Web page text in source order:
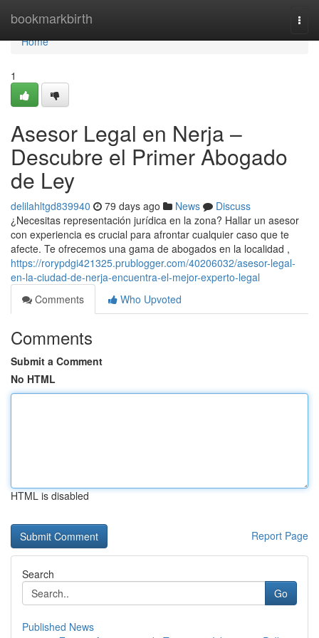
bookmarkbirth
Home
Home
1
Asesor Legal en Nerja –
Descubre el Primer Abogado
de Ley
delilahltgd839940 79 days ago News
Discuss
¿Necesitas representación jurídica en la zona? Hallar un asesor
con experiencia es crucial para afrontar cualquier caso que te
afecte. Te ofrecemos una gama de abogados en la localidad ,
https://rorypdgi421325.prublogger.com/40206032/asesor-legal-
en-la-ciudad-de-nerja-encuentra-el-mejor-experto-legal
Comments
Who Upvoted
Comments
Submit a Comment
No HTML
HTML is disabled
Report Page
Search
Go
Published News